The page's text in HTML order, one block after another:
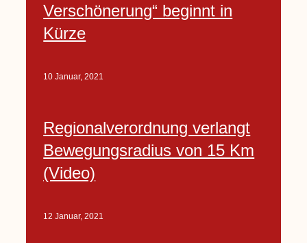
Verschönerung“ beginnt in
Kürze
10 Januar, 2021
Regionalverordnung verlangt
Bewegungsradius von 15 Km
(Video)
12 Januar, 2021